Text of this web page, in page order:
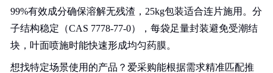
99%有效成分确保溶解无残渣，25kg包装适合连片施用。分
子结构稳定（CAS 7778-77-0），每袋足量封装避免受潮结
块，叶面喷施时能快速形成均匀药膜。
想找特定场景使用的产品？爱采购能根据需求精准匹配推